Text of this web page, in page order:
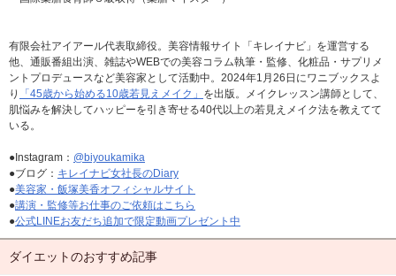
有限会社アイアール代表取締役。美容情報サイト「キレイナビ」を運営する
他、通販番組出演、雑誌やWEBでの美容コラム執筆・監修、化粧品・サプリメ
ントプロデュースなど美容家として活動中。2024年1月26日にワニブックスよ
り
「45歳から始める10歳若見えメイク」 を出版。メイクレッスン講師として、
肌悩みを解決してハッピーを引き寄せる40代以上の若見えメイク法を教えてて
いる。
●Instagram： @biyoukamika
●ブログ： キレイナビ女社長のDiary
●美容家・飯塚美香オフィシャルサイト
●講演・監修等お仕事のご依頼はこちら
●公式LINEお友だち追加で限定動画プレゼント中
ダイエットのおすすめ記事